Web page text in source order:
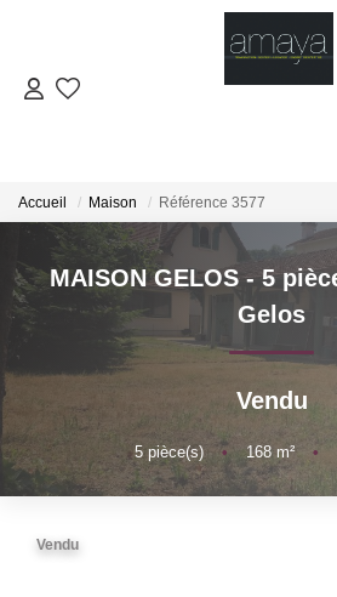
LOUER
ESTIMATION
NOS
Accueil Maison Référence 3577
MAISON GELOS - 5
Gelos
Vendu
5pièce(s) • 168m² •
Vendu